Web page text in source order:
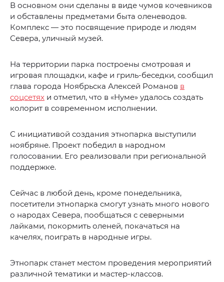
В основном они сделаны в виде чумов кочевников
и обставлены предметами быта оленеводов.
Комплекс — это посвящение природе и людям
Севера, уличный музей.
На территории парка построены смотровая и
игровая площадки, кафе и гриль-беседки, сообщил
глава города Ноябрьска Алексей Романов в
соцсетях и отметил, что в «Нуме» удалось создать
колорит в современном исполнении.
С инициативой создания этнопарка выступили
ноябряне. Проект победил в народном
голосовании. Его реализовали при региональной
поддержке.
Сейчас в любой день, кроме понедельника,
посетители этнопарка смогут узнать много нового
о народах Севера, пообщаться с северными
лайками, покормить оленей, покачаться на
качелях, поиграть в народные игры.
Этнопарк станет местом проведения мероприятий
различной тематики и мастер-классов.